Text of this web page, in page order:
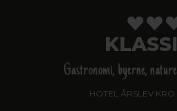
Gastronomi, byerne,
HOTEL ÅRSLEV KRO